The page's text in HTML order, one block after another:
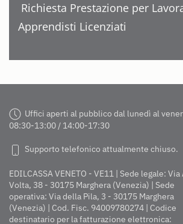
Richiesta Prestazione per
Apprendisti Licenziati
Uffici aperti al pubblico dal lunedì al
08:30-13:00 / 14:00-17:30
Supporto telefonico attualmente chiuso.
EDILCASSA VENETO - VE11 | Sede legale: Via
Volta, 38 - 30175 Marghera (Venezia) | Sede
operativa: Via della Pila, 3 - 30175 Marghera
(Venezia) | Cod. Fisc. 94009780274 | Codice
destinatario per la fatturazione elettronica: